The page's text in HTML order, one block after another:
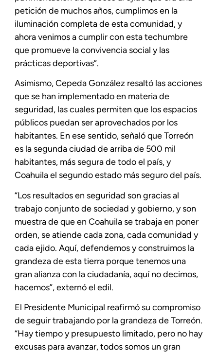
petición de muchos años, cumplimos en la
iluminación completa de esta comunidad, y
ahora venimos a cumplir con esta techumbre
que promueve la convivencia social y las
prácticas deportivas”.
Asimismo, Cepeda González resaltó las acciones
que se han implementado en materia de
seguridad, las cuales permiten que los espacios
públicos puedan ser aprovechados por los
habitantes. En ese sentido, señaló que Torreón
es la segunda ciudad de arriba de 500 mil
habitantes, más segura de todo el país, y
Coahuila el segundo estado más seguro del país.
“Los resultados en seguridad son gracias al
trabajo conjunto de sociedad y gobierno, y son
muestra de que en Coahuila se trabaja en poner
orden, se atiende cada zona, cada comunidad y
cada ejido. Aquí, defendemos y construimos la
grandeza de esta tierra porque tenemos una
gran alianza con la ciudadanía, aquí no decimos,
hacemos”, externó el edil.
El Presidente Municipal reafirmó su compromiso
de seguir trabajando por la grandeza de Torreón.
“Hay tiempo y presupuesto limitado, pero no hay
excusas para avanzar, todos somos un gran